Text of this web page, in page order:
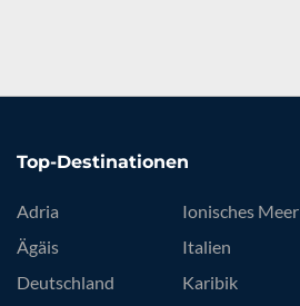
Top-Destinationen
Adria
Ägäis
Deutschland
Ionisches Meer
Italien
Karibik